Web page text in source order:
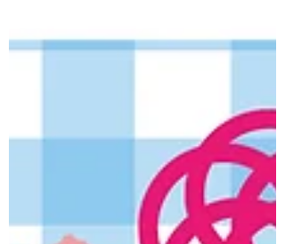
めにチャレンジします！ 梅雨の時期、ぐ
で、梅雨のジメジメした気分も吹き飛ば
すような色鮮やかな作品を作りましょ
う！ 染めたいものを持ってきていただい
ても構いません。 ぜひおこしください。
お待ちしています☆ ※台風情報とにらめ
っこしていたのですが、28日天気が回復